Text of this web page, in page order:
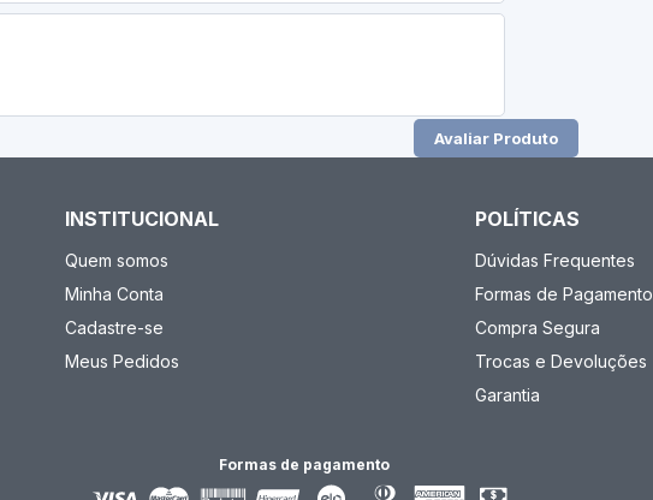
Avaliar Produto
INSTITUCIONAL
Quem somos
Minha Conta
Cadastre-se
Meus Pedidos
POLÍTICAS
Dúvidas Frequentes
Formas de Pagamento
Compra Segura
Trocas e Devoluções
Garantia
Formas de pagamento